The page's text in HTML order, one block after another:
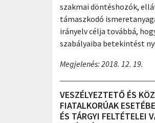
szakmai döntéshozók,
támaszkodó
irányelv célja továbbá,
szabályaiba betekintést
Megjelenés: 2018. 12. 19.
VESZÉLYEZTETŐ ÉS
FIATALKORÚAK
ÉS TÁRGYI FELTÉTELEI